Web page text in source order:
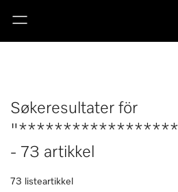
Søkeresultater för
- 73 artikkel
73 listeartikkel